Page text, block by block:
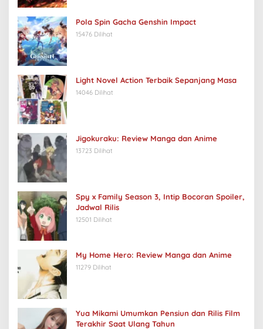
Pola Spin Gacha Genshin Impact
15476 Dilihat
Light Novel Action Terbaik Sepanjang Masa
14046 Dilihat
Jigokuraku: Review Manga dan Anime
13723 Dilihat
Spy x Family Season 3, Intip Bocoran Spoiler,
Jadwal Rilis
12501 Dilihat
My Home Hero: Review Manga dan Anime
11279 Dilihat
Yua Mikami Umumkan Pensiun dan Rilis Film
Terakhir Saat Ulang Tahun